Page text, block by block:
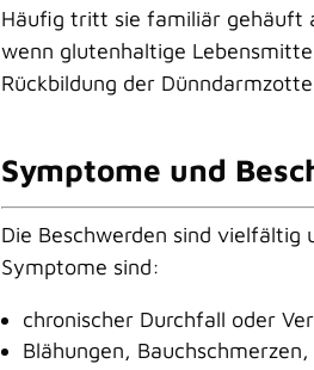
Häufig tritt sie familiär gehäuft
wenn glutenhaltige
Rückbildung der
Symptome und
Die Beschwerden sind vielfältig
Symptome sind:
chronischer Durchfall oder
Blähungen,